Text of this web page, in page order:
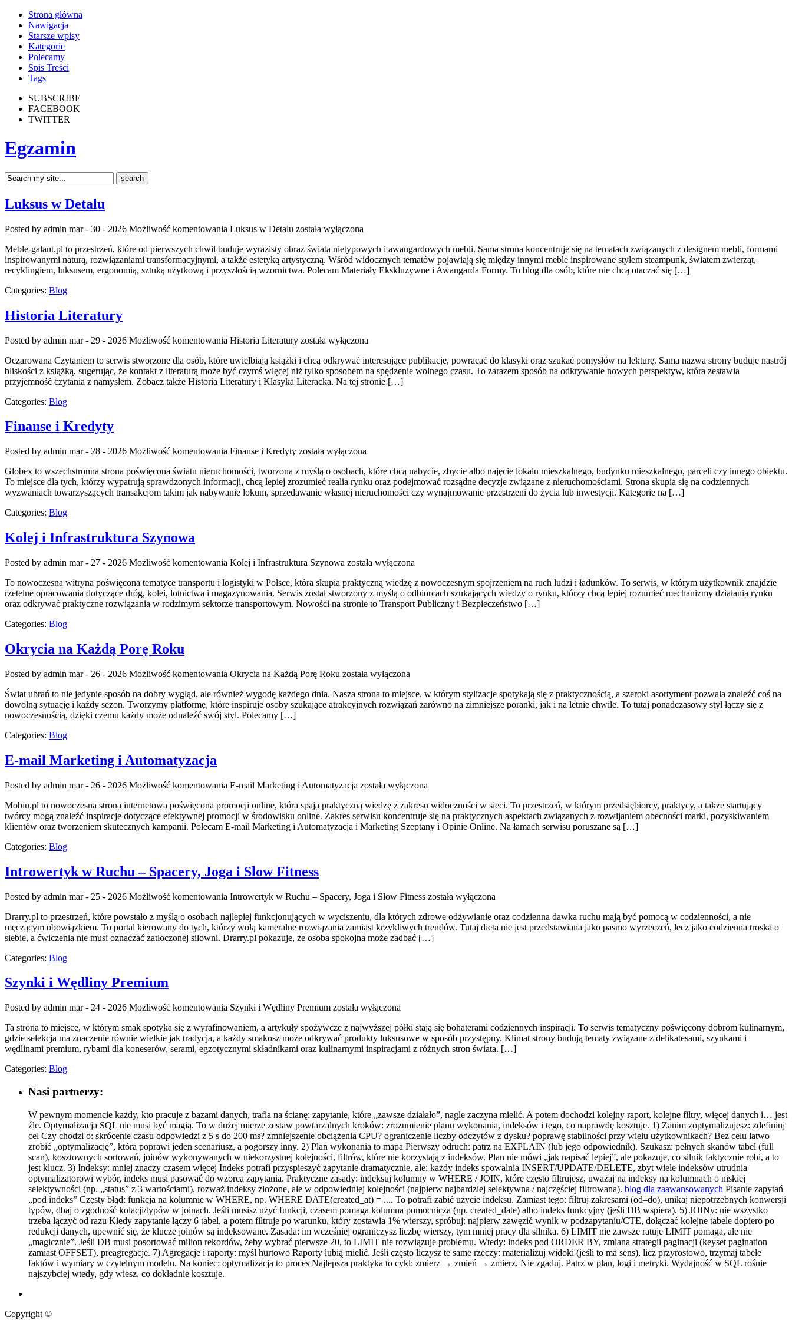
Strona główna
Nawigacja
Starsze wpisy
Kategorie
Polecamy
Spis Treści
Tags
SUBSCRIBE
FACEBOOK
TWITTER
Egzamin
Luksus w Detalu
Posted by admin mar - 30 - 2026 Możliwość komentowania Luksus w Detalu została wyłączona
Meble-galant.pl to przestrzeń, które od pierwszych chwil buduje wyrazisty obraz świata nietypowych i awangardowych mebli. Sama strona koncentruje się na tematach związanych z designem mebli, formami
inspirowanymi naturą, rozwiązaniami transformacyjnymi, a także estetyką artystyczną. Wśród widocznych tematów pojawiają się między innymi meble inspirowane stylem steampunk, światem zwierząt,
recyklingiem, luksusem, ergonomią, sztuką użytkową i przyszłością wzornictwa. Polecam Materiały Ekskluzywne i Awangarda Formy. To blog dla osób, które nie chcą otaczać się […]
Categories: Blog
Historia Literatury
Posted by admin mar - 29 - 2026 Możliwość komentowania Historia Literatury została wyłączona
Oczarowana Czytaniem to serwis stworzone dla osób, które uwielbiają książki i chcą odkrywać interesujące publikacje, powracać do klasyki oraz szukać pomysłów na lekturę. Sama nazwa strony buduje nastrój
bliskości z książką, sugerując, że kontakt z literaturą może być czymś więcej niż tylko sposobem na spędzenie wolnego czasu. To zarazem sposób na odkrywanie nowych perspektyw, która zestawia
przyjemność czytania z namysłem. Zobacz także Historia Literatury i Klasyka Literacka. Na tej stronie […]
Categories: Blog
Finanse i Kredyty
Posted by admin mar - 28 - 2026 Możliwość komentowania Finanse i Kredyty została wyłączona
Globex to wszechstronna strona poświęcona światu nieruchomości, tworzona z myślą o osobach, które chcą nabycie, zbycie albo najęcie lokalu mieszkalnego, budynku mieszkalnego, parceli czy innego obiektu.
To miejsce dla tych, którzy wypatrują sprawdzonych informacji, chcą lepiej zrozumieć realia rynku oraz podejmować rozsądne decyzje związane z nieruchomościami. Strona skupia się na codziennych
wyzwaniach towarzyszących transakcjom takim jak nabywanie lokum, sprzedawanie własnej nieruchomości czy wynajmowanie przestrzeni do życia lub inwestycji. Kategorie na […]
Categories: Blog
Kolej i Infrastruktura Szynowa
Posted by admin mar - 27 - 2026 Możliwość komentowania Kolej i Infrastruktura Szynowa została wyłączona
To nowoczesna witryna poświęcona tematyce transportu i logistyki w Polsce, która skupia praktyczną wiedzę z nowoczesnym spojrzeniem na ruch ludzi i ładunków. To serwis, w którym użytkownik znajdzie
rzetelne opracowania dotyczące dróg, kolei, lotnictwa i magazynowania. Serwis został stworzony z myślą o odbiorcach szukających wiedzy o rynku, którzy chcą lepiej rozumieć mechanizmy działania rynku
oraz odkrywać praktyczne rozwiązania w rodzimym sektorze transportowym. Nowości na stronie to Transport Publiczny i Bezpieczeństwo […]
Categories: Blog
Okrycia na Każdą Porę Roku
Posted by admin mar - 26 - 2026 Możliwość komentowania Okrycia na Każdą Porę Roku została wyłączona
Świat ubrań to nie jedynie sposób na dobry wygląd, ale również wygodę każdego dnia. Nasza strona to miejsce, w którym stylizacje spotykają się z praktycznością, a szeroki asortyment pozwala znaleźć coś na
dowolną sytuację i każdy sezon. Tworzymy platformę, które inspiruje osoby szukające atrakcyjnych rozwiązań zarówno na zimniejsze poranki, jak i na letnie chwile. To tutaj ponadczasowy styl łączy się z
nowoczesnością, dzięki czemu każdy może odnaleźć swój styl. Polecamy […]
Categories: Blog
E-mail Marketing i Automatyzacja
Posted by admin mar - 26 - 2026 Możliwość komentowania E-mail Marketing i Automatyzacja została wyłączona
Mobiu.pl to nowoczesna strona internetowa poświęcona promocji online, która spaja praktyczną wiedzę z zakresu widoczności w sieci. To przestrzeń, w którym przedsiębiorcy, praktycy, a także startujący
twórcy mogą znaleźć inspiracje dotyczące efektywnej promocji w środowisku online. Zakres serwisu koncentruje się na praktycznych aspektach związanych z rozwijaniem obecności marki, pozyskiwaniem
klientów oraz tworzeniem skutecznych kampanii. Polecam E-mail Marketing i Automatyzacja i Marketing Szeptany i Opinie Online. Na łamach serwisu poruszane są […]
Categories: Blog
Introwertyk w Ruchu – Spacery, Joga i Slow Fitness
Posted by admin mar - 25 - 2026 Możliwość komentowania Introwertyk w Ruchu – Spacery, Joga i Slow Fitness została wyłączona
Drarry.pl to przestrzeń, które powstało z myślą o osobach najlepiej funkcjonujących w wyciszeniu, dla których zdrowe odżywianie oraz codzienna dawka ruchu mają być pomocą w codzienności, a nie
męczącym obowiązkiem. To portal kierowany do tych, którzy wolą kameralne rozwiązania zamiast krzykliwych trendów. Tutaj dieta nie jest przedstawiana jako pasmo wyrzeczeń, lecz jako codzienna troska o
siebie, a ćwiczenia nie musi oznaczać zatłoczonej siłowni. Drarry.pl pokazuje, że osoba spokojna może zadbać […]
Categories: Blog
Szynki i Wędliny Premium
Posted by admin mar - 24 - 2026 Możliwość komentowania Szynki i Wędliny Premium została wyłączona
Ta strona to miejsce, w którym smak spotyka się z wyrafinowaniem, a artykuły spożywcze z najwyższej półki stają się bohaterami codziennych inspiracji. To serwis tematyczny poświęcony dobrom kulinarnym,
gdzie selekcja ma znaczenie równie wielkie jak tradycja, a każdy smakosz może odkrywać produkty luksusowe w sposób przystępny. Klimat strony budują tematy związane z delikatesami, szynkami i
wędlinami premium, rybami dla koneserów, serami, egzotycznymi składnikami oraz kulinarnymi inspiracjami z różnych stron świata. […]
Categories: Blog
Nasi partnerzy:
W pewnym momencie każdy, kto pracuje z bazami danych, trafia na ścianę: zapytanie, które „zawsze działało”, nagle zaczyna mielić. A potem dochodzi kolejny raport, kolejne filtry, więcej danych i… jest
źle. Optymalizacja SQL nie musi być magią. To w dużej mierze zestaw powtarzalnych kroków: zrozumienie planu wykonania, indeksów i tego, co naprawdę kosztuje. 1) Zanim zoptymalizujesz: zdefiniuj
cel Czy chodzi o: skrócenie czasu odpowiedzi z 5 s do 200 ms? zmniejszenie obciążenia CPU? ograniczenie liczby odczytów z dysku? poprawę stabilności przy wielu użytkownikach? Bez celu łatwo
zrobić „optymalizację”, która poprawi jeden scenariusz, a pogorszy inny. 2) Plan wykonania to mapa Pierwszy odruch: patrz na EXPLAIN (lub jego odpowiednik). Szukasz: pełnych skanów tabel (full
scan), kosztownych sortowań, joinów wykonywanych w niekorzystnej kolejności, filtrów, które nie korzystają z indeksów. Plan nie mówi „jak napisać lepiej”, ale pokazuje, co silnik faktycznie robi, a to
jest klucz. 3) Indeksy: mniej znaczy czasem więcej Indeks potrafi przyspieszyć zapytanie dramatycznie, ale: każdy indeks spowalnia INSERT/UPDATE/DELETE, zbyt wiele indeksów utrudnia
optymalizatorowi wybór, indeks musi pasować do wzorca zapytania. Praktyczne zasady: indeksuj kolumny w WHERE / JOIN, które często filtrujesz, uważaj na indeksy na kolumnach o niskiej
selektywności (np. „status” z 3 wartościami), rozważ indeksy złożone, ale w odpowiedniej kolejności (najpierw najbardziej selektywna / najczęściej filtrowana). blog dla zaawansowanych Pisanie zapytań
„pod indeks” Częsty błąd: funkcja na kolumnie w WHERE, np. WHERE DATE(created_at) = .... To potrafi zabić użycie indeksu. Zamiast tego: filtruj zakresami (od–do), unikaj niepotrzebnych konwersji
typów, dbaj o zgodność kolacji/typów w joinach. Jeśli musisz użyć funkcji, czasem pomaga kolumna pomocnicza (np. created_date) albo indeks funkcyjny (jeśli DB wspiera). 5) JOINy: nie wszystko
trzeba łączyć od razu Kiedy zapytanie łączy 6 tabel, a potem filtruje po warunku, który zostawia 1% wierszy, spróbuj: najpierw zawęzić wynik w podzapytaniu/CTE, dołączać kolejne tabele dopiero po
redukcji danych, upewnić się, że klucze joinów są indeksowane. Zasada: im wcześniej ograniczysz liczbę wierszy, tym mniej pracy dla silnika. 6) LIMIT nie zawsze ratuje LIMIT pomaga, ale nie
„magicznie”. Jeśli DB musi posortować milion rekordów, żeby wybrać pierwsze 20, to LIMIT nie rozwiązuje problemu. Wtedy: indeks pod ORDER BY, zmiana strategii paginacji (keyset pagination
zamiast OFFSET), preagregacje. 7) Agregacje i raporty: myśl hurtowo Raporty lubią mielić. Jeśli często liczysz te same rzeczy: materializuj widoki (jeśli to ma sens), licz przyrostowo, trzymaj tabele
faktów i wymiary w czytelnym modelu. Na koniec: optymalizacja to proces Najlepsza praktyka to cykl: zmierz → zmień → zmierz. Nie zgaduj. Patrz w plan, logi i metryki. Wydajność w SQL rośnie
najszybciej wtedy, gdy wiesz, co dokładnie kosztuje.
Copyright ©